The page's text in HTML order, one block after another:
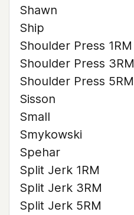
Shawn
Ship
Shoulder Press 1RM
Shoulder Press 3RM
Shoulder Press 5RM
Sisson
Small
Smykowski
Spehar
Split Jerk 1RM
Split Jerk 3RM
Split Jerk 5RM